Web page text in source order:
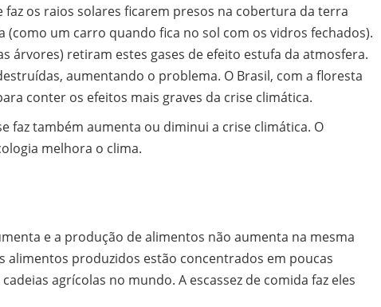
os raios solares ficarem presos na cobertura da terra
(como um carro quando fica no sol com os vidros fechados).
árvores) retiram estes gases de efeito estufa da atmosfera.
aumentando o problema. O Brasil, com a floresta
conter os efeitos mais graves da crise climática.
faz também aumenta ou diminui a crise climática. O
melhora o clima.
e a produção de alimentos não aumenta na mesma
alimentos produzidos estão concentrados em poucas
agrícolas no mundo. A escassez de comida faz eles